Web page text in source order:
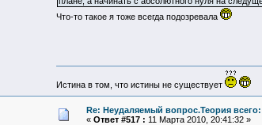
Что-то такое я тоже всегда подозревала
Истина в том, что истины не существует
Re: Неудаляемый вопрос.Теория
« Ответ #517 : 11 Марта 2010, 20:41:32 »